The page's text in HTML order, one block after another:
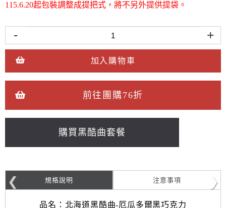
115.6.20起包裝調整成提把式，將不另外提供提袋。
- +
加入購物車
前往團購76折
購買黑酷曲套餐
規格說明 注意事項
品名：北海道黑酷曲-厄瓜多爾黑巧克力